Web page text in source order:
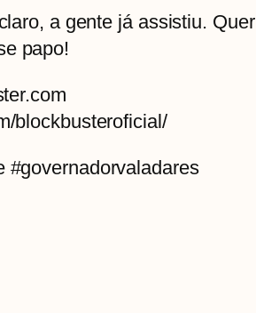
a gente já assistiu. Quer
papo!
blockbusteroficial/
#governadorvaladares